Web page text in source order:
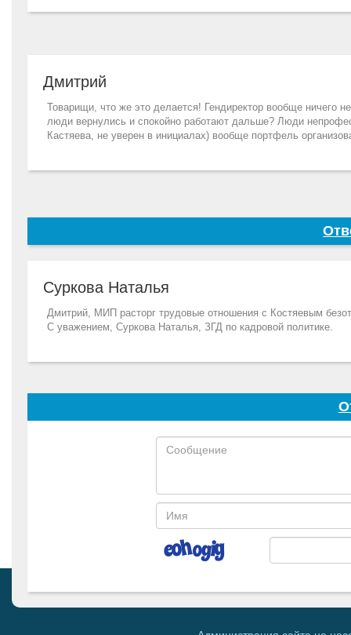
Дмитрий
Товарищи, что же это делается! Гендиректор вообще ничего
люди вернулись и спокойно работают дальше? Люди
Кастяева, не уверен в инициалах) вообще портфель
Суркова Наталья
Дмитрий, МИП расторг трудовые отношения с Костяевым
С уважением, Суркова Наталья, ЗГД по кадровой политике.